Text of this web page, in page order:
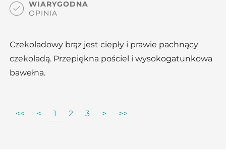
WIARYGODNA
OPINIA
Czekoladowy brąz jest ciepły i prawie pachnący
czekoladą. Przepiękna pościel i wysokogatunkowa
bawełna.
<< < 1 2 3 > >>